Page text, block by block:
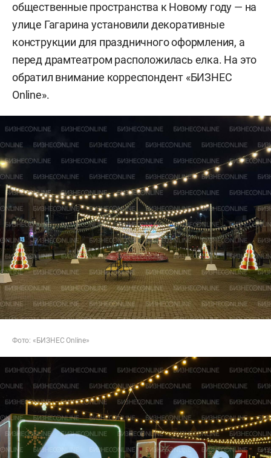
общественные пространства к Новому году — на
улице Гагарина установили декоративные
конструкции для праздничного оформления, а
перед драмтеатром расположилась елка. На это
обратил внимание корреспондент «БИЗНЕС
Online».
Фото: «БИЗНЕС Online»